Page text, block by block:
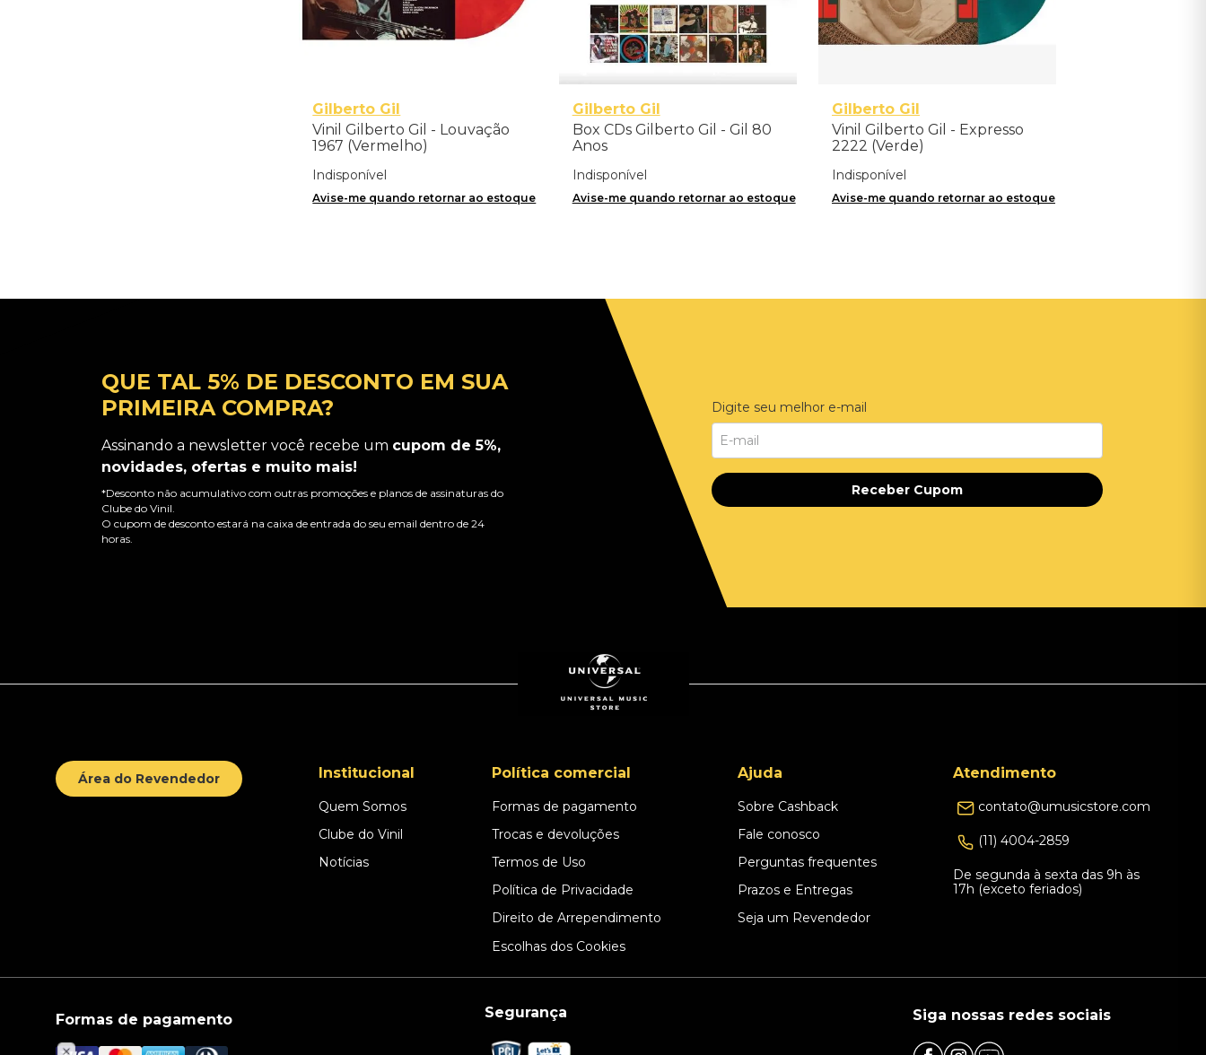
Gilberto Gil
Vinil Gilberto Gil - Louvação
1967 (Vermelho)
Indisponível
Avise-me quando retornar ao estoque
Gilberto Gil
Box CDs Gilberto Gil - Gil 80
Anos
Indisponível
Avise-me quando retornar ao estoque
Gilberto Gil
Vinil Gilberto Gil - Expresso
2222 (Verde)
Indisponível
Avise-me quando retornar ao estoque
QUE TAL 5% DE DESCONTO EM SUA
PRIMEIRA COMPRA?
Assinando a newsletter você recebe um cupom de 5%,
novidades, ofertas e muito mais!
*Desconto não acumulativo com outras promoções e planos de assinaturas do
Clube do Vinil.
O cupom de desconto estará na caixa de entrada do seu email dentro de 24
horas.
Digite seu melhor e-mail
Receber Cupom
Área do Revendedor Institucional
Quem Somos
Clube do Vinil
Notícias
Política comercial
Formas de pagamento
Trocas e devoluções
Termos de Uso
Política de Privacidade
Direito de Arrependimento
Escolhas dos Cookies
Ajuda
Sobre Cashback
Fale conosco
Perguntas frequentes
Prazos e Entregas
Seja um Revendedor
Atendimento
contato@umusicstore.com
(11) 4004-2859
De segunda à sexta das 9h às
17h (exceto feriados)
Formas de pagamento Segurança Siga nossas redes sociais